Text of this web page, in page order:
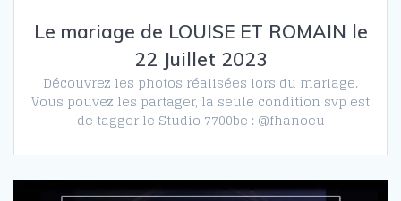
Le mariage de LOUISE ET ROMAIN le
22 Juillet 2023
Découvrez les photos réalisées lors du mariage.
Vous pouvez les partager, la seule condition svp est
de tagger le Studio 7700be : @fhanoeu